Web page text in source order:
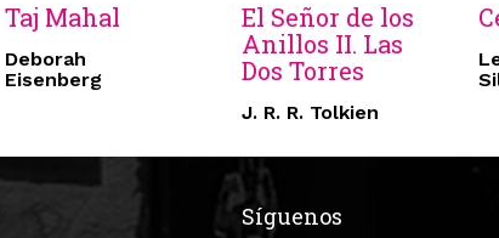
Taj Mahal
Deborah
Eisenberg
El Señor de los
Anillos II. Las
Dos Torres
J. R. R. Tolkien
Síguenos